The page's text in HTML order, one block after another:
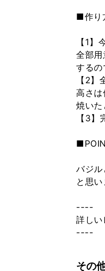
■作り
【1
全部用
するの
【2
高さ
焼いた
【3】
バジル
と思
----
詳しい
----
その